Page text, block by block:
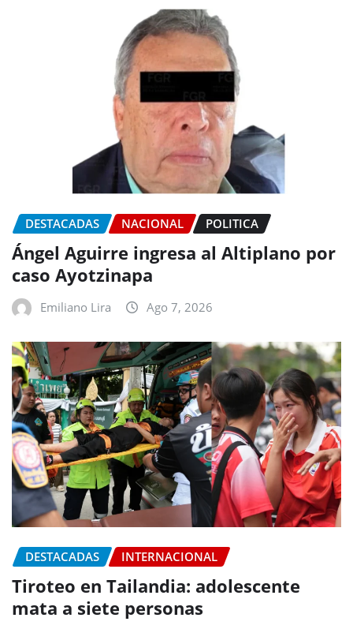
DESTACADAS NACIONAL POLITICA
Ángel Aguirre ingresa al Altiplano por
caso Ayotzinapa
Emiliano Lira Ago 7, 2026
DESTACADAS INTERNACIONAL
Tiroteo en Tailandia: adolescente
mata a siete personas